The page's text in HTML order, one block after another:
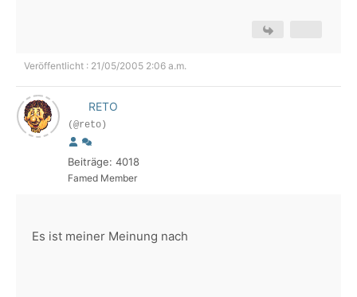
Veröffentlicht : 21/05/2005 2:06 a.m.
RETO
(@reto)
Beiträge: 4018
Famed Member
Es ist meiner Meinung nach